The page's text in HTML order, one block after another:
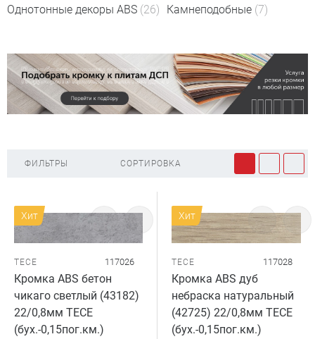
Однотонные декоры ABS (26) Камнеподобные (7)
ФИЛЬТРЫ СОРТИРОВКА
Хит
TECE 117026
Кромка ABS бетон
чикаго светлый (43182)
22/0,8мм TECE
(бух.-0,15пог.км.)
Хит
TECE 117028
Кромка ABS дуб
небраска натуральный
(42725) 22/0,8мм TECE
(бух.-0,15пог.км.)